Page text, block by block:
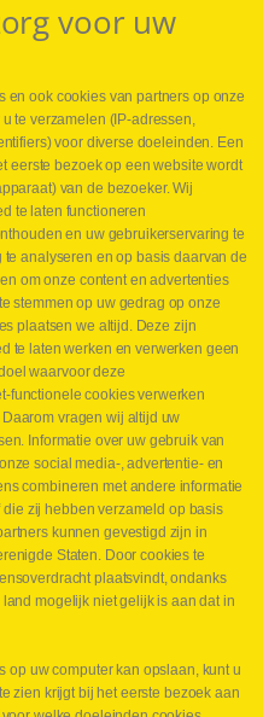
promotie!
onze promo
voor uw
en ook cookies van partners op onze
te verzamelen (IP-adressen,
voor diverse doeleinden. Een
eerste bezoek op een website wordt
van de bezoeker. Wij
te laten functioneren
en uw gebruikerservaring te
te analyseren en op basis daarvan de
om onze content en advertenties
stemmen op uw gedrag op onze
plaatsen we altijd. Deze zijn
te laten werken en verwerken geen
waarvoor deze
functionele cookies verwerken
vragen wij altijd uw
Informatie over uw gebruik van
social media-, advertentie- en
combineren met andere informatie
zij hebben verzameld op basis
kunnen gevestigd zijn in
Staten. Door cookies te
plaatsvindt, ondanks
mogelijk niet gelijk is aan dat in
op uw computer kan opslaan, kunt u
zien krijgt bij het eerste bezoek aan